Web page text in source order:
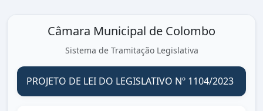
Câmara Municipal de Colombo
Sistema de Tramitação Legislativa
PROJETO DE LEI DO LEGISLATIVO Nº 1104/2023